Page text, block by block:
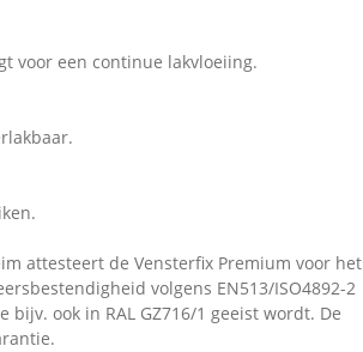
voor een continue lakvloeiing.
attesteert de Vensterfix Premium voor het
volgens EN513/ISO4892-2
bijv. ook in RAL GZ716/1 geeist wordt. De